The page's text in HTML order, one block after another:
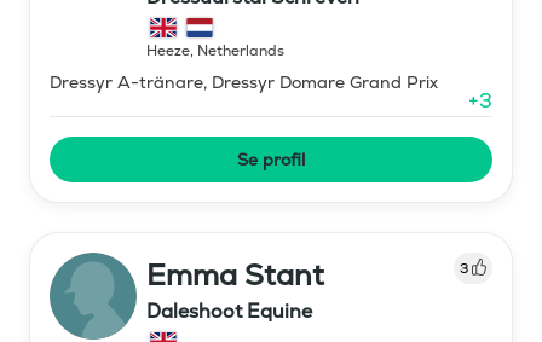
Heeze, Netherlands
Dressyr A-tränare, Dressyr Domare Grand Prix
+3
Se profil
Emma Stant 3
Daleshoot Equine